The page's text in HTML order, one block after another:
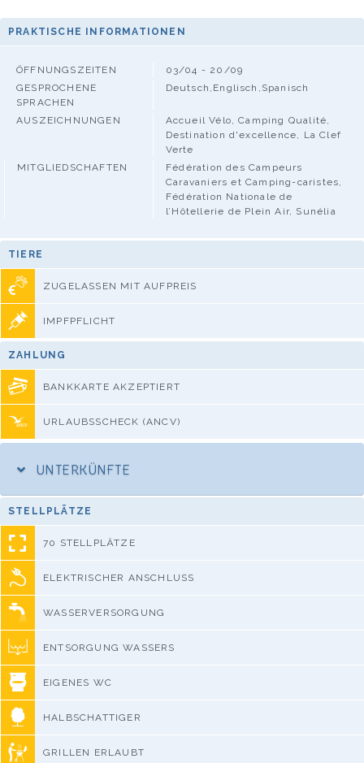
PRAKTISCHE INFORMATIONEN
ÖFFNUNGSZEITEN
03/04 - 20/09
GESPROCHENE
SPRACHEN
Deutsch,Englisch,Spanisch
AUSZEICHNUNGEN
Accueil Vélo, Camping Qualité,
Destination d'excellence, La Clef
Verte
MITGLIEDSCHAFTEN
Fédération des Campeurs
Caravaniers et Camping-caristes,
Fédération Nationale de
l’Hôtellerie de Plein Air, Sunélia
TIERE
ZUGELASSEN MIT AUFPREIS
IMPFPFLICHT
ZAHLUNG
BANKKARTE AKZEPTIERT
URLAUBSSCHECK (ANCV)
UNTERKÜNFTE
STELLPLÄTZE
70 STELLPLÄTZE
ELEKTRISCHER ANSCHLUSS
WASSERVERSORGUNG
ENTSORGUNG WASSERS
EIGENES WC
HALBSCHATTIGER
GRILLEN ERLAUBT